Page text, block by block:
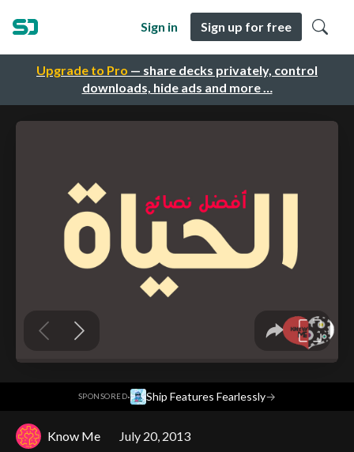
Upgrade to Pro — share decks privately, control
downloads, hide ads and more …
Sign in Sign up for free
SPONSORED· Ship Features Fearlessly→
Know Me July 20, 2013